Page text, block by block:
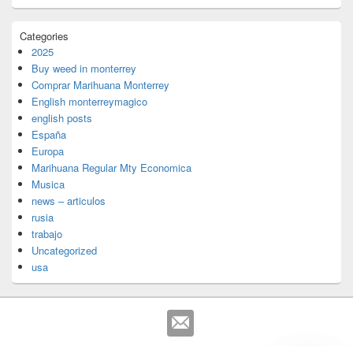
Categories
2025
Buy weed in monterrey
Comprar Marihuana Monterrey
English monterreymagico
english posts
España
Europa
Marihuana Regular Mty Economica
Musica
news – articulos
rusia
trabajo
Uncategorized
usa